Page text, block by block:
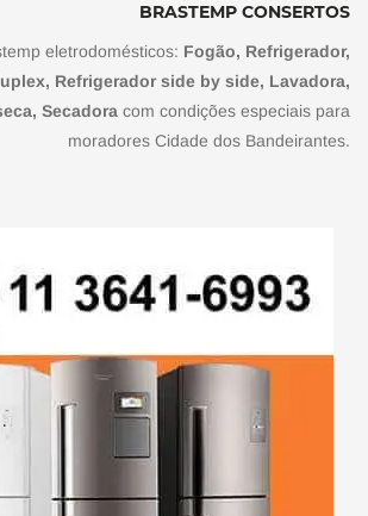
BRASTEMP CONSERTOS
eletrodomésticos: Fogão, Refrigerador,
Refrigerador side by side, Lavadora,
Secadora com condições especiais para
moradores Cidade dos Bandeirantes.